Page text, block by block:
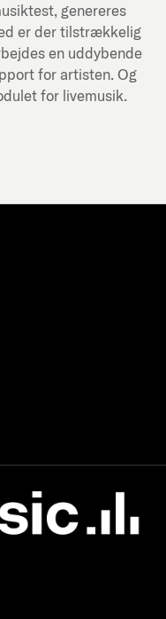
genereres
er der tilstrækkelig
en uddybende
for artisten. Og
for livemusik.